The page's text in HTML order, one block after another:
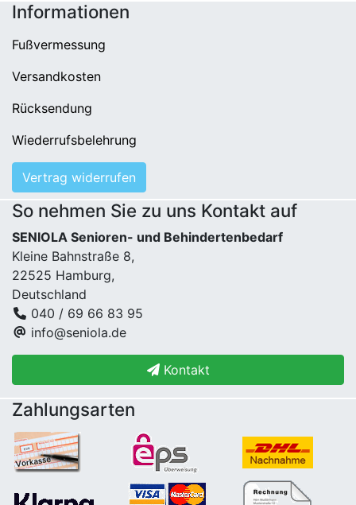
Informationen
Fußvermessung
Versandkosten
Rücksendung
Wiederrufsbelehrung
Vertrag widerrufen
So nehmen Sie zu uns Kontakt auf
SENIOLA Senioren- und Behindertenbedarf
Kleine Bahnstraße 8,
22525 Hamburg,
Deutschland
040 / 69 66 83 95
info@seniola.de
Kontakt
Zahlungsarten